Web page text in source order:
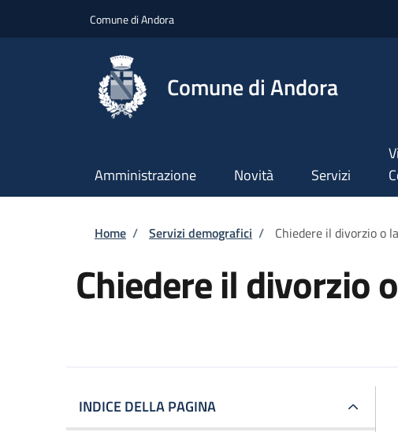
Comune di Andora
Comune di Andora
Amministrazione Novità Servizi
Briciole di pane
Home / Servizi demografici / Chiedere il divorzio o
Chiedere il divorzio
INDICE DELLA PAGINA